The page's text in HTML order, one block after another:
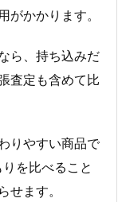
かかります。
ら、持ち込みだ
査定も含めて比
りやすい商品で
を比べること
せます。